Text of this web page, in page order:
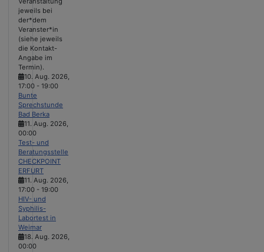
jeweils bei
der*dem
Veranster*in
(siehe jeweils
die Kontakt-
Angabe im
Termin).
10. Aug. 2026,
17:00 - 19:00
Bunte
Sprechstunde
Bad Berka
11. Aug. 2026,
00:00
Test- und
Beratungsstelle
CHECKPOINT
ERFURT
11. Aug. 2026,
17:00 - 19:00
HIV- und
Syphilis-
Labortest in
Weimar
18. Aug. 2026,
00:00